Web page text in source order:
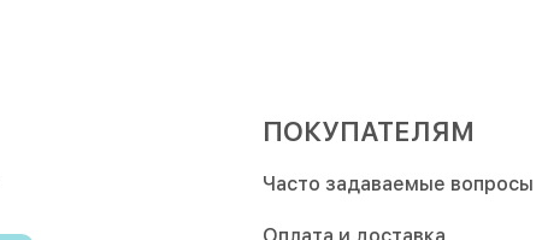
ПОКУПАТЕЛЯМ
Часто задаваемые вопросы